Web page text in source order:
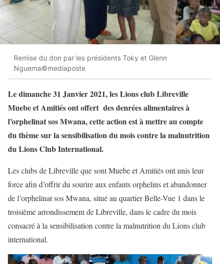
Remise du don par les présidents Toky et Glenn
Nguema©mediaposte
Le dimanche 31 Janvier 2021, les Lions club Libreville
Muebe et Amitiés ont offert des denrées alimentaires à
l’orphelinat sos Mwana, cette action est à mettre au compte
du thème sur la sensibilisation du mois contre la malnutrition
du Lions Club International.
Les clubs de Libreville que sont Muebe et Amitiés ont unis leur
force afin d’offrir du sourire aux enfants orphelins et abandonner
de l’orphelinat sos Mwana, situé au quartier Belle-Vue 1 dans le
troisième arrondissement de Libreville, dans le cadre du mois
consacré à la sensibilisation contre la malnutrition du Lions club
international.